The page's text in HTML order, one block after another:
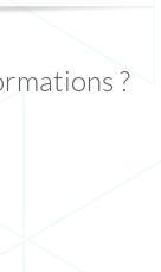
?